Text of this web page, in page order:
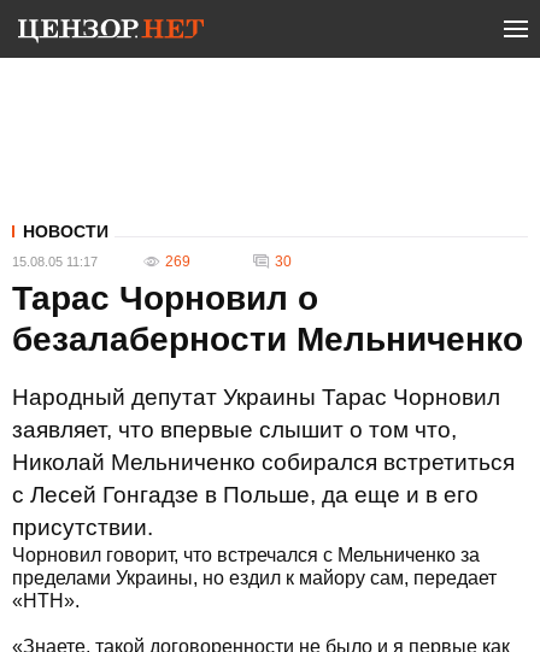
НОВОСТИ
15.08.05 11:17 269 30
Тарас Чорновил о
безалаберности Мельниченко
Народный депутат Украины Тарас Чорновил
заявляет, что впервые слышит о том что,
Николай Мельниченко собирался встретиться
с Лесей Гонгадзе в Польше, да еще и в его
присутствии.
Чорновил говорит, что встречался с Мельниченко за
пределами Украины, но ездил к майору сам, передает
«НТН».
«Знаете, такой договоренности не было и я первые как